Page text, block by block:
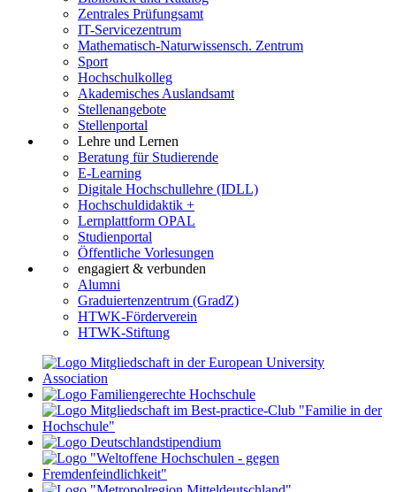
Zentrales Prüfungsamt
IT-Servicezentrum
Mathematisch-Naturwissensch. Zentrum
Sport
Hochschulkolleg
Akademisches Auslandsamt
Stellenangebote
Stellenportal
Lehre und Lernen
Beratung für Studierende
E-Learning
Digitale Hochschullehre (IDLL)
Hochschuldidaktik +
Lernplattform OPAL
Studienportal
Öffentliche Vorlesungen
engagiert & verbunden
Alumni
Graduiertenzentrum (GradZ)
HTWK-Förderverein
HTWK-Stiftung